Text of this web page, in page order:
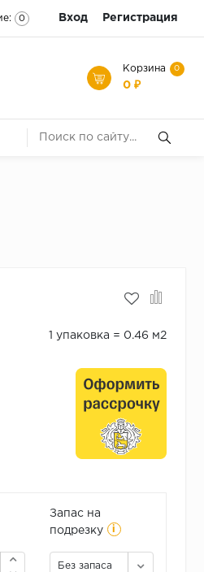
0 Вход Регистрация
Корзина 0
0 ₽
1 упаковка = 0.46 м2
Запас на
подрезку
i
Без запаса